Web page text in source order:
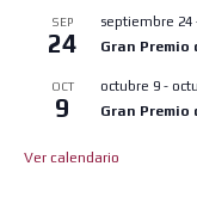
SEP
24
septiembre 24
Gran Premio
OCT
9
octubre 9 -
Gran Premio
Ver calendario